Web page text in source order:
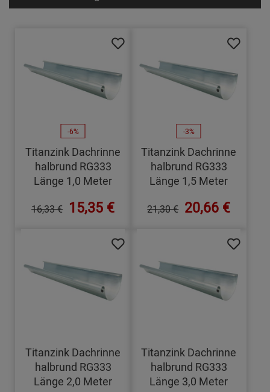
-6%
Titanzink Dachrinne
halbrund RG333
Länge 1,0 Meter
16,33 € 15,35 €
-3%
Titanzink Dachrinne
halbrund RG333
Länge 1,5 Meter
21,30 € 20,66 €
Titanzink Dachrinne
halbrund RG333
Länge 2,0 Meter
Titanzink Dachrinne
halbrund RG333
Länge 3,0 Meter